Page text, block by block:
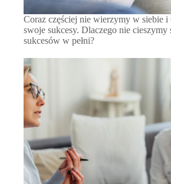
Coraz częściej nie wierzymy w siebie i
swoje sukcesy. Dlaczego nie cieszymy
sukcesów w pełni?